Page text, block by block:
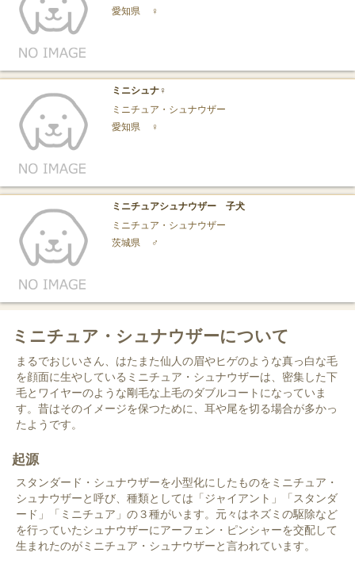
愛知県
♀
ミニシュナ♀
ミニチュア・シュナウザー
愛知県
♀
ミニチュアシュナウザー 子犬
ミニチュア・シュナウザー
茨城県
♂
ミニチュア・シュナウザーについて
まるでおじいさん、はたまた仙人の眉やヒゲのような真っ白な毛
を顔面に生やしているミニチュア・シュナウザーは、密集した下
毛とワイヤーのような剛毛な上毛のダブルコートになっていま
す。昔はそのイメージを保つために、耳や尾を切る場合が多かっ
たようです。
起源
スタンダード・シュナウザーを小型化にしたものをミニチュア・
シュナウザーと呼び、種類としては「ジャイアント」「スタンダ
ード」「ミニチュア」の３種がいます。元々はネズミの駆除など
を行っていたシュナウザーにアーフェン・ピンシャーを交配して
生まれたのがミニチュア・シュナウザーと言われています。